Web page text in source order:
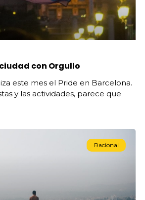
con Orgullo
este mes el Pride en Barcelona.
y las actividades, parece que
Racional